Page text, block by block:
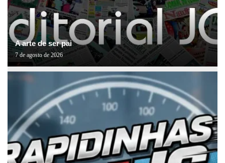
A arte de ser pai
7 de agosto de 2026